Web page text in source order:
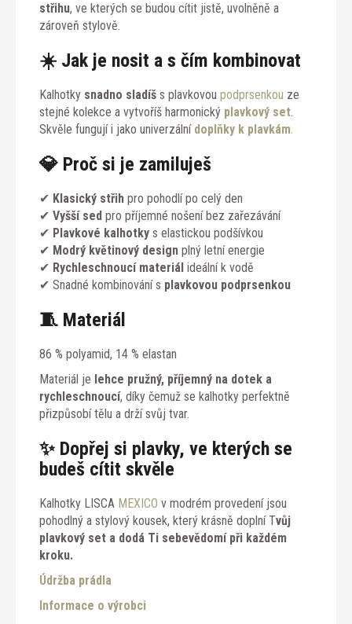
střihu, ve kterých se budou cítit jistě, uvolněně a
zároveň stylově.
☀️ Jak je nosit a s čím kombinovat
Kalhotky snadno sladíš s plavkovou podprsenkou ze
stejné kolekce a vytvoříš harmonický plavkový set.
Skvěle fungují i jako univerzální doplňky k plavkám.
💎 Proč si je zamiluješ
✔ Klasický střih pro pohodlí po celý den
✔ Vyšší sed pro příjemné nošení bez zařezávání
✔ Plavkové kalhotky s elastickou podšívkou
✔ Modrý květinový design plný letní energie
✔ Rychleschnoucí materiál ideální k vodě
✔ Snadné kombinování s plavkovou podprsenkou
🧵 Materiál
86 % polyamid, 14 % elastan
Materiál je lehce pružný, příjemný na dotek a
rychleschnoucí, díky čemuž se kalhotky perfektně
přizpůsobí tělu a drží svůj tvar.
✨ Dopřej si plavky, ve kterých se
budeš cítit skvěle
Kalhotky LISCA MEXICO v modrém provedení jsou
pohodlný a stylový kousek, který krásně doplní Tvůj
plavkový set a dodá Ti sebevědomí při každém
kroku.
Údržba prádla
Informace o výrobci